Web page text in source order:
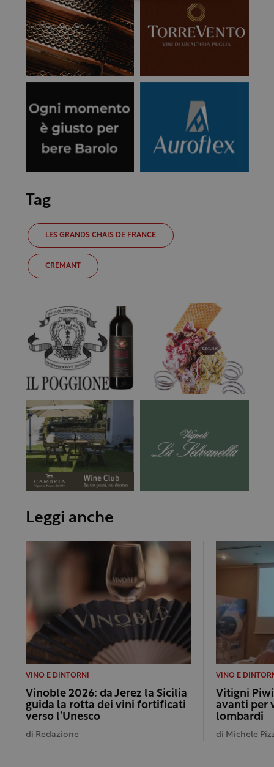
Tag
LES GRANDS CHAIS DE FRANCE
CREMANT
Leggi anche
VINO E DINTORNI
Vinoble 2026: da Jerez la Sicilia
guida la rotta dei vini fortificati
verso l’Unesco
di Redazione
VINO E
Vitigni
avanti per
lombardi
di Michele